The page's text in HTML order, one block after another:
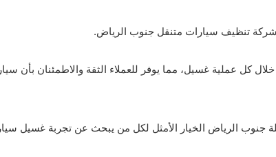
لشركة تنظيف سيارات متنقل جنوب الرياض.
خلال كل عملية غسيل، مما يوفر للعملاء الثقة والاطمئنان بأن
جنوب الرياض الخيار الأمثل لكل من يبحث عن تجربة غسيل